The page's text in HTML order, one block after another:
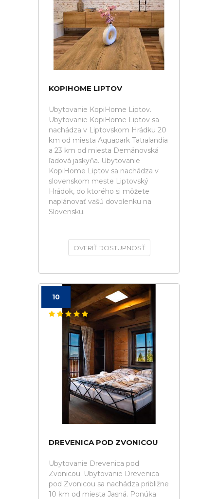
KOPIHOME LIPTOV
Ubytovanie KopiHome Liptov.
Ubytovanie KopiHome Liptov sa
nachádza v Liptovskom Hrádku 20
km od miesta Aquapark Tatralandia
a 23 km od miesta Demänovská
ľadová jaskyňa. Ubytovanie
KopiHome Liptov sa nachádza v
slovenskom meste Liptovský
Hrádok, do ktorého si môžete
naplánovať vašú dovolenku na
Slovensku.
OVERIŤ DOSTUPNOSŤ
10
DREVENICA POD ZVONICOU
Ubytovanie Drevenica pod
Zvonicou. Ubytovanie Drevenica
pod Zvonicou sa nachádza približne
10 km od miesta Jasná. Ponúka